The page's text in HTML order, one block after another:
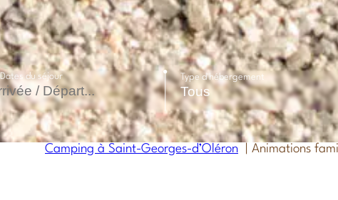
Dates du séjour Type d'hébergement
Camping à Saint-Georges-d’Oléron Animations